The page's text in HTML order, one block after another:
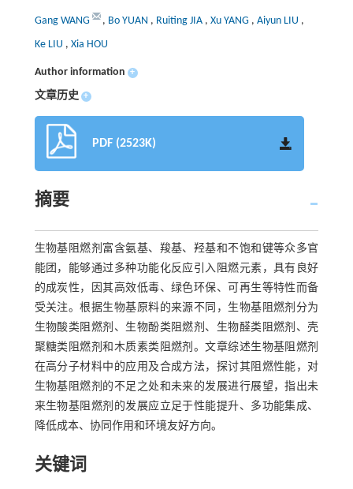
Gang WANG , Bo YUAN , Ruiting JIA , Xu YANG , Aiyun LIU ,
Ke LIU , Xia HOU
Author information +
文章历史 +
PDF (2523K)
摘要
生物基阻燃剂富含氨基、羧基、羟基和不饱和键等众多官
能团，能够通过多种功能化反应引入阻燃元素，具有良好
的成炭性，因其高效低毒、绿色环保、可再生等特性而备
受关注。根据生物基原料的来源不同，生物基阻燃剂分为
生物酸类阻燃剂、生物酚类阻燃剂、生物醛类阻燃剂、壳
聚糖类阻燃剂和木质素类阻燃剂。文章综述生物基阻燃剂
在高分子材料中的应用及合成方法，探讨其阻燃性能，对
生物基阻燃剂的不足之处和未来的发展进行展望，指出未
来生物基阻燃剂的发展应立足于性能提升、多功能集成、
降低成本、协同作用和环境友好方向。
关键词